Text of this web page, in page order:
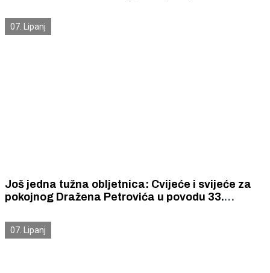
07. Lipanj
Još jedna tužna obljetnica: Cvijeće i svijeće za
pokojnog Dražena Petrovića u povodu 33.
07. Lipanj